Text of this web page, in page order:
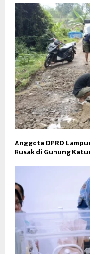
Anggota DPRD
Rusak di Gunung